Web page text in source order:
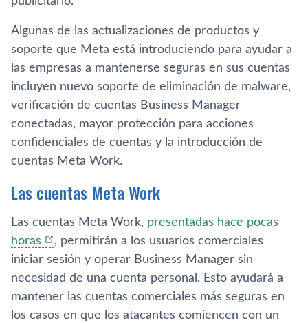
Algunas de las actualizaciones de productos y
soporte que Meta está introduciendo para ayudar a
las empresas a mantenerse seguras en sus cuentas
incluyen nuevo soporte de eliminación de malware,
verificación de cuentas Business Manager
conectadas, mayor protección para acciones
confidenciales de cuentas y la introducción de
cuentas Meta Work.
Las cuentas Meta Work
Las cuentas Meta Work, presentadas hace pocas
horas
, permitirán a los usuarios comerciales
iniciar sesión y operar Business Manager sin
necesidad de una cuenta personal. Esto ayudará a
mantener las cuentas comerciales más seguras en
los casos en que los atacantes comiencen con un